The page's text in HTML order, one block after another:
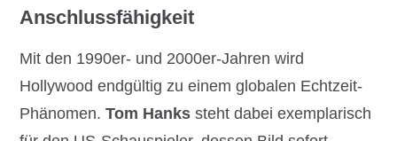
Anschlussfähigkeit
Mit den 1990er- und 2000er-Jahren wird
Hollywood endgültig zu einem globalen Echtzeit-
Phänomen. Tom Hanks steht dabei exemplarisch